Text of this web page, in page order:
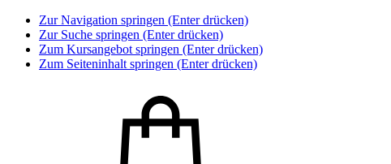
Zur Navigation springen (Enter drücken)
Zur Suche springen (Enter drücken)
Zum Kursangebot springen (Enter drücken)
Zum Seiteninhalt springen (Enter drücken)